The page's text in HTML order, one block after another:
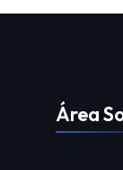
Área